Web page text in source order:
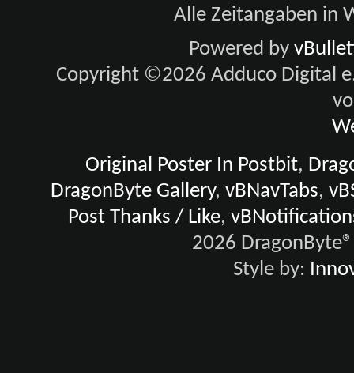
Alle Zeitangaben in
Powered by
Copyright ©2026 Adduco Digital
Original Poster In Postbit,
DragonByte Gallery,vBNavTabs,
Post Thanks / Like,
2026
Style by: